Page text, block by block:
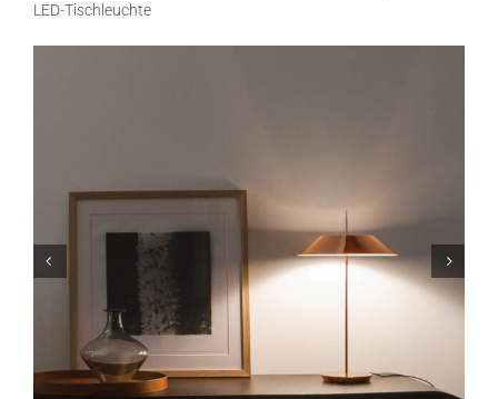
Online-Shop
Lichtplanung
LED-Tischleuchte